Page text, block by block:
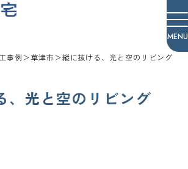
事例＞草津市＞縦に抜ける、光と空のリビング
、光と空のリビング